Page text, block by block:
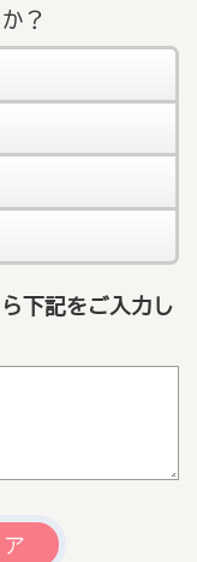
？
下記をご入力し